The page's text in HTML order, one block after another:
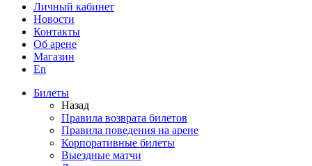
Личный кабинет
Новости
Контакты
Об арене
Магазин
En
Билеты
Назад
Правила возврата билетов
Правила поведения на арене
Корпоративные билеты
Выездные матчи